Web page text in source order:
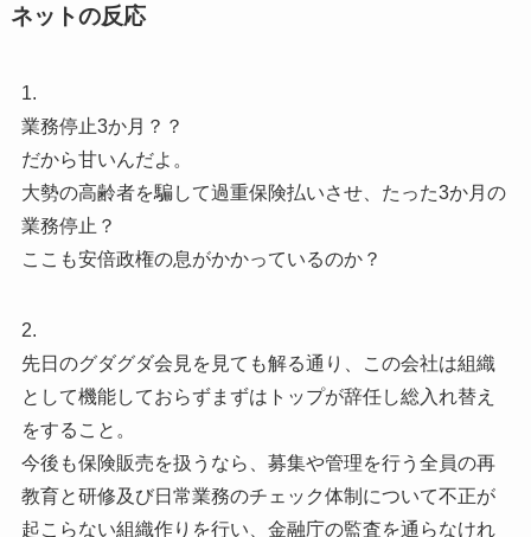
ネットの反応
1.
業務停止3か月？？
だから甘いんだよ。
大勢の高齢者を騙して過重保険払いさせ、たった3か月の
業務停止？
ここも安倍政権の息がかかっているのか？
2.
先日のグダグダ会見を見ても解る通り、この会社は組織
として機能しておらずまずはトップが辞任し総入れ替え
をすること。
今後も保険販売を扱うなら、募集や管理を行う全員の再
教育と研修及び日常業務のチェック体制について不正が
起こらない組織作りを行い、金融庁の監査を通らなけれ